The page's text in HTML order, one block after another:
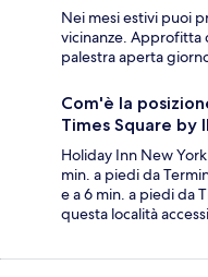
Nei mesi estivi puoi
vicinanze. Approfitta
palestra aperta
Com'è la
Times Square by
Holiday Inn New
min. a piedi da
e a 6 min. a piedi da
questa località